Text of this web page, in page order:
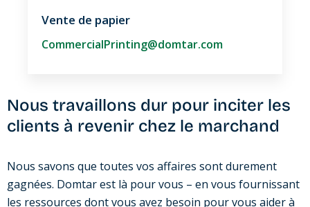
Vente de papier
CommercialPrinting@domtar.com
Nous travaillons dur pour inciter les
clients à revenir chez le marchand
Nous savons que toutes vos affaires sont durement
gagnées. Domtar est là pour vous – en vous fournissant
les ressources dont vous avez besoin pour vous aider à